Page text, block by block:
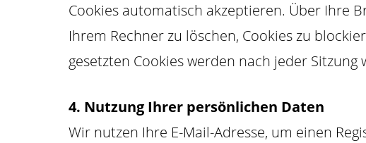
Cookies automatisch akzeptieren. Über Ihre
Ihrem Rechner zu löschen, Cookies zu
gesetzten Cookies werden nach jeder
4. Nutzung Ihrer persönlichen Daten
Wir nutzen Ihre E-Mail-Adresse, um einen